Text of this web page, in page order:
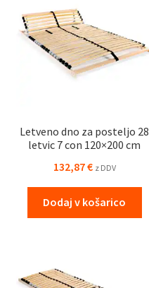
Letveno dno za posteljo 28
letvic 7 con 120×200 cm
132,87€ z DDV
Dodaj v košarico